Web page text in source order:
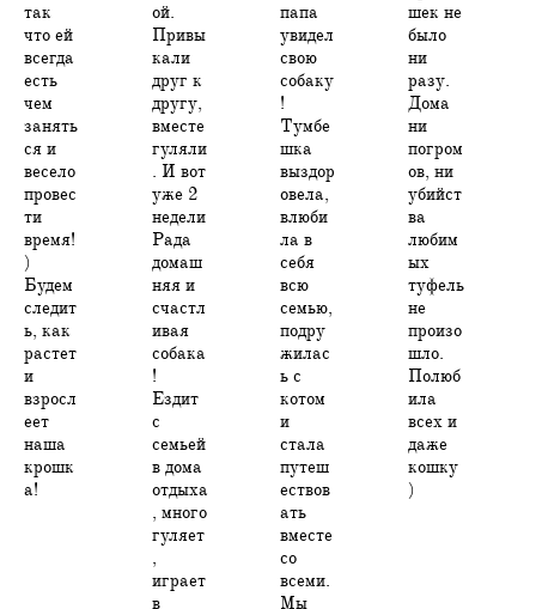
так
что ей
всегда
есть
чем
занять
ся и
весело
провес
ти
время!
)
Будем
следит
ь, как
растет
и
взросл
еет
наша
крошк
а!
ой.
Привы
кали
друг к
другу,
вместе
гуляли
. И вот
уже 2
недели
Рада
домаш
няя и
счастл
ивая
собака
!
Ездит
с
семьей
в дома
отдыха
, много
гуляет
,
играет
в
папа
увидел
свою
собаку
!
Тумбе
шка
выздор
овела,
влюби
ла в
себя
всю
семью,
подру
жилас
ь с
котом
и
стала
путеш
ествов
ать
вместе
со
всеми.
Мы
шек не
было
ни
разу.
Дома
ни
погром
ов, ни
убийст
ва
любим
ых
туфель
не
произо
шло.
Полюб
ила
всех и
даже
кошку
)